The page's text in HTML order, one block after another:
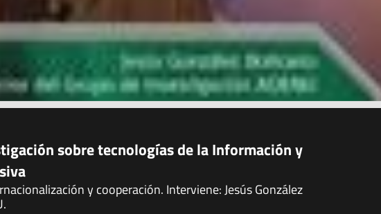
sobre tecnologías de la Información y
y cooperación. Interviene: Jesús González